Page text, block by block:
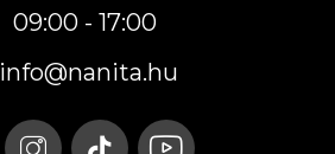
09:00 - 17:00
info@nanita.hu